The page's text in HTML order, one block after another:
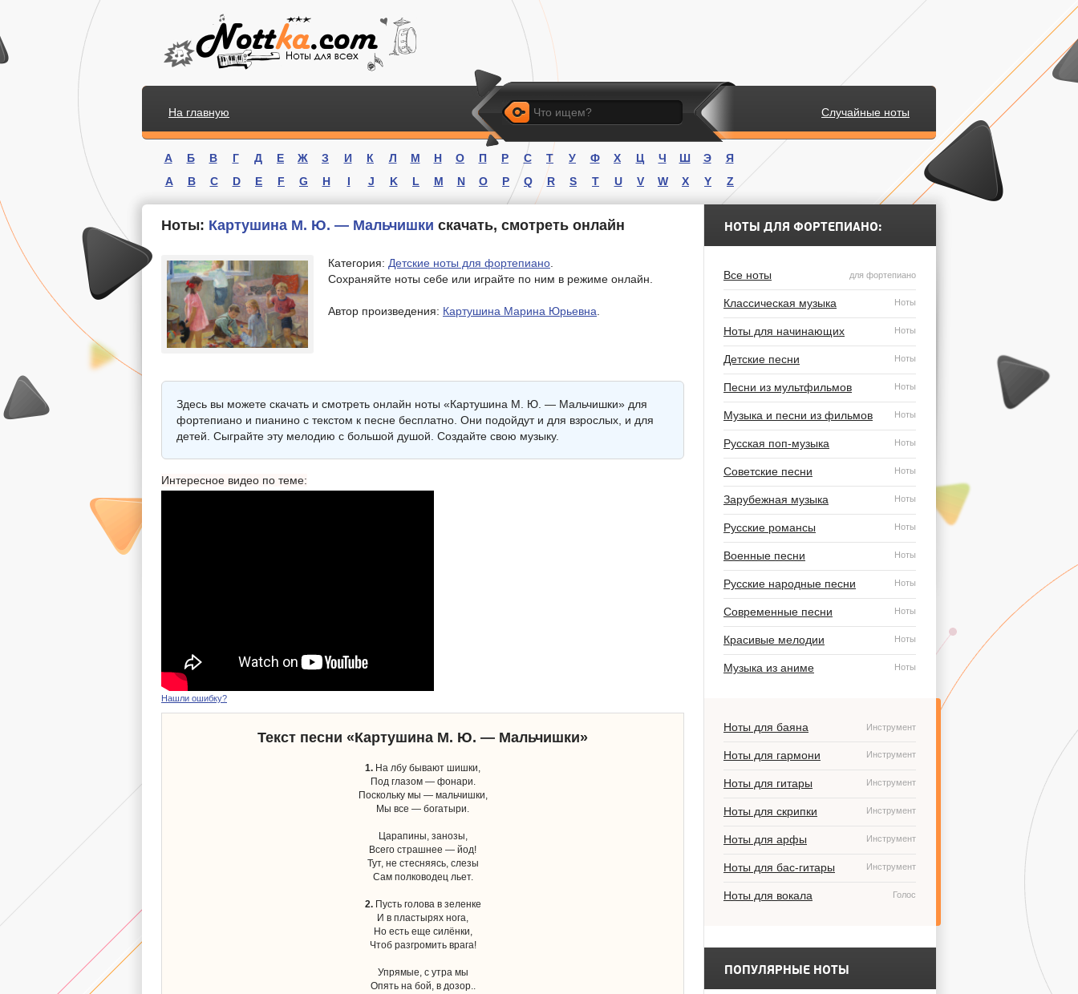
На главную Случайные ноты
Искать
.
А Б В Г Д Е Ж З И К Л М Н О П Р С Т У Ф Х Ц Ч Ш Э
Я
A
B C D E F G H I J K L M N O P Q R S T U V W X Y Z
Ноты: Картушина М. Ю. — Мальчишки скачать, смотреть онлайн
Категория: Детские ноты для фортепиано
Сохраняйте ноты себе или играйте по ним в режиме онлайн.
Автор произведения: Картушина Марина Юрьевна
Здесь вы можете скачать и смотреть онлайн ноты «Картушина М. Ю. — Мальчишки» для
фортепиано и пианино с текстом к песне бесплатно. Они подойдут и для взрослых, и для
детей. Сыграйте эту мелодию с большой душой. Создайте свою музыку.
Интересное видео по теме:
Нашли ошибку?
Текст песни «Картушина М. Ю. — Мальчишки»
1. На лбу бывают шишки,
Под глазом — фонари.
Поскольку мы — мальчишки,
Мы все — богатыри.
Царапины, занозы,
Всего страшнее — йод!
Тут, не стесняясь, слезы
Сам полководец льет.
2.Пусть голова в зеленке
И в пластырях нога,
Но есть еще силёнки,
Чтоб разгромить врага!
Упрямые, с утра мы
Опять на бой, в дозор..
НОТЫ ДЛЯ ФОРТЕПИАНО:
Все ноты для фортепиано
Классическая музыка Ноты
Ноты для начинающих Ноты
Детские песни Ноты
Песни из мультфильмов Ноты
Музыка и песни из фильмов Ноты
Русская поп-музыка Ноты
Советские песни Ноты
Зарубежная музыка Ноты
Русские романсы Ноты
Военные песни Ноты
Русские народные песни Ноты
Современные песни Ноты
Красивые мелодии Ноты
Музыка из аниме Ноты
Ноты для баяна Инструмент
Ноты для гармони Инструмент
Ноты для гитары Инструмент
Ноты для скрипки Инструмент
Ноты для арфы Инструмент
Ноты для бас-гитары Инструмент
Ноты для вокала Голос
ПОПУЛЯРНЫЕ НОТЫ